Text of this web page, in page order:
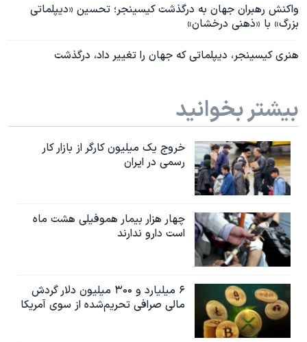
واکنش رهبران جهان به درگذشت کیسینجر؛ تحسین «دیپلماتی
بزرگ» با «ذهنی درخشان»
هنری کیسینجر، دیپلماتی که جهان را تغییر داد، درگذشت
بیشتر بخوانید
خروج یک میلیون کارگر از بازار کار
رسمی در ایران
چهار هزار بیمار هموفیلی هشت ماه
است دارو ندارند
۶ میلیارد و ۳۰۰ میلیون دلار گردش
مالی صرافی تحریم‌شده از سوی آمریکا